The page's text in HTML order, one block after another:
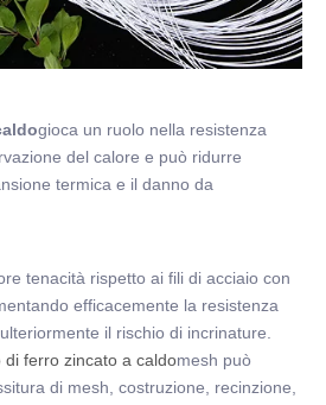
gioca un ruolo nella resistenza
del calore e può ridurre
termica e il danno da
tenacità rispetto ai fili di acciaio con
efficacemente la resistenza
il rischio di incrinature.
di ferro zincato a caldomesh può
di mesh, costruzione, recinzione,